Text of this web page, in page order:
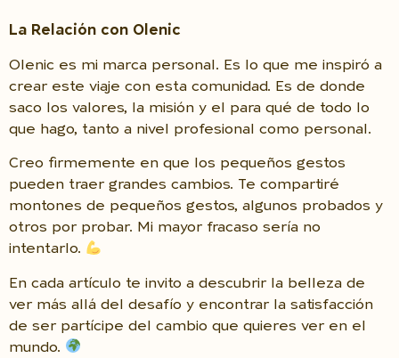
La Relación con Olenic
Olenic es mi marca personal. Es lo que me inspiró a
crear este viaje con esta comunidad. Es de donde
saco los valores, la misión y el para qué de todo lo
que hago, tanto a nivel profesional como personal.
Creo firmemente en que los pequeños gestos
pueden traer grandes cambios. Te compartiré
montones de pequeños gestos, algunos probados y
otros por probar. Mi mayor fracaso sería no
intentarlo.
En cada artículo te invito a descubrir la belleza de
ver más allá del desafío y encontrar la satisfacción
de ser partícipe del cambio que quieres ver en el
mundo.